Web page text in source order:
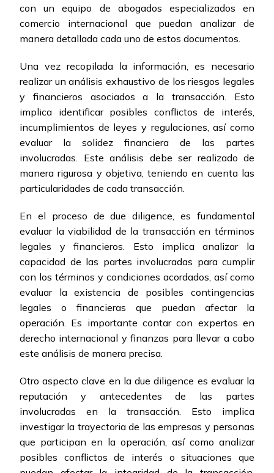
con un equipo de abogados especializados en
comercio internacional que puedan analizar de
manera detallada cada uno de estos documentos.
Una vez recopilada la información, es necesario
realizar un análisis exhaustivo de los riesgos legales
y financieros asociados a la transacción. Esto
implica identificar posibles conflictos de interés,
incumplimientos de leyes y regulaciones, así como
evaluar la solidez financiera de las partes
involucradas. Este análisis debe ser realizado de
manera rigurosa y objetiva, teniendo en cuenta las
particularidades de cada transacción.
En el proceso de due diligence, es fundamental
evaluar la viabilidad de la transacción en términos
legales y financieros. Esto implica analizar la
capacidad de las partes involucradas para cumplir
con los términos y condiciones acordados, así como
evaluar la existencia de posibles contingencias
legales o financieras que puedan afectar la
operación. Es importante contar con expertos en
derecho internacional y finanzas para llevar a cabo
este análisis de manera precisa.
Otro aspecto clave en la due diligence es evaluar la
reputación y antecedentes de las partes
involucradas en la transacción. Esto implica
investigar la trayectoria de las empresas y personas
que participan en la operación, así como analizar
posibles conflictos de interés o situaciones que